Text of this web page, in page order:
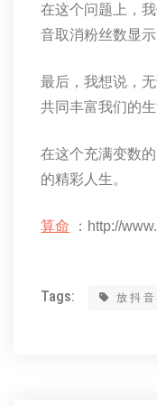
在这个问题上，
音取消粉丝数显
最后，我想说，
共同丰富我们的
在这个充满变数
的精彩人生。
算命 ：http://
Tags: 放抖